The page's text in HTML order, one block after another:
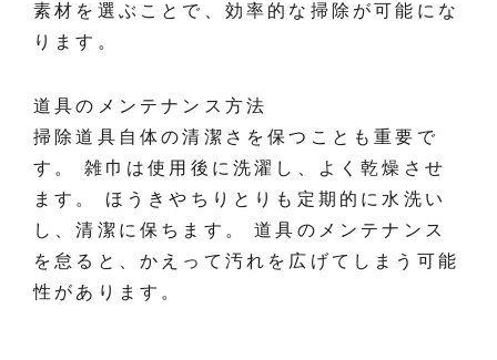
素材を選ぶことで、効率的な掃除が可能にな
ります。
道具のメンテナンス方法
掃除道具自体の清潔さを保つことも重要で
す。 雑巾は使用後に洗濯し、よく乾燥させ
ます。 ほうきやちりとりも定期的に水洗い
し、清潔に保ちます。 道具のメンテナンス
を怠ると、かえって汚れを広げてしまう可能
性があります。